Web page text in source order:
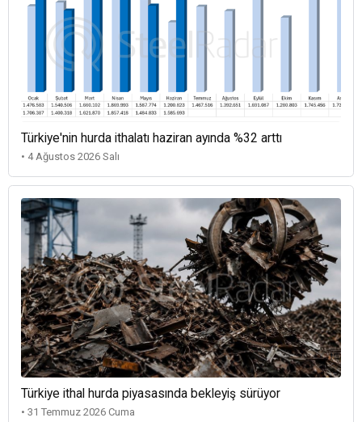
Türkiye'nin hurda ithalatı haziran ayında %32 arttı
• 4 Ağustos 2026 Salı
Türkiye ithal hurda piyasasında bekleyiş sürüyor
• 31 Temmuz 2026 Cuma